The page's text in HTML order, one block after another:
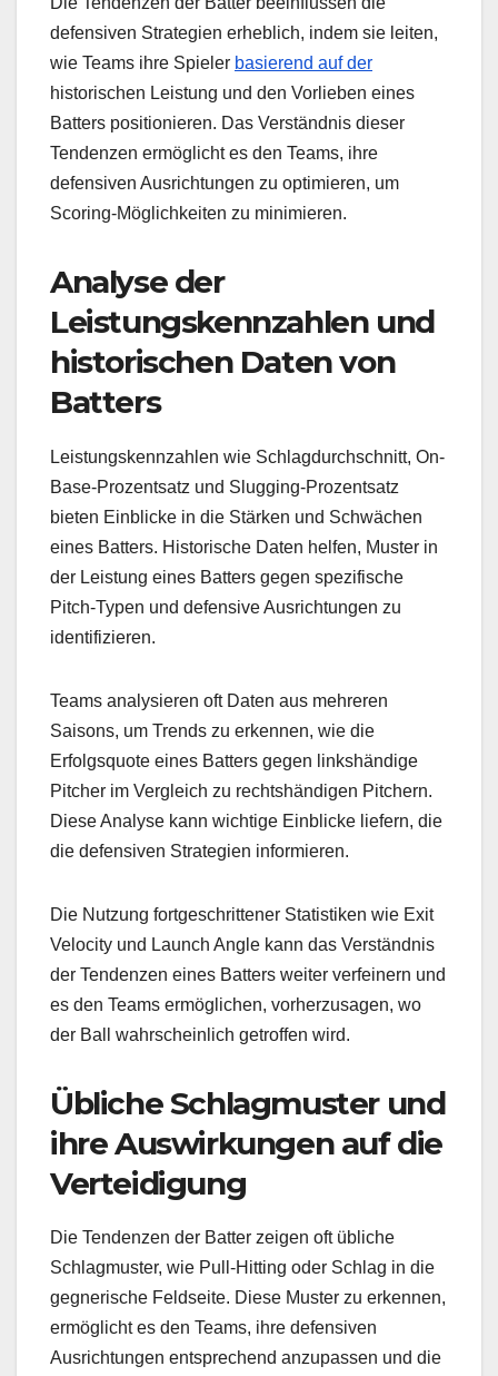
defensiven Strategien erheblich, indem sie leiten,
wie Teams ihre Spieler basierend auf der
historischen Leistung und den Vorlieben eines
Batters positionieren. Das Verständnis dieser
Tendenzen ermöglicht es den Teams, ihre
defensiven Ausrichtungen zu optimieren, um
Scoring-Möglichkeiten zu minimieren.
Analyse der
Leistungskennzahlen und
historischen Daten von
Batters
Leistungskennzahlen wie Schlagdurchschnitt, On-
Base-Prozentsatz und Slugging-Prozentsatz
bieten Einblicke in die Stärken und Schwächen
eines Batters. Historische Daten helfen, Muster in
der Leistung eines Batters gegen spezifische
Pitch-Typen und defensive Ausrichtungen zu
identifizieren.
Teams analysieren oft Daten aus mehreren
Saisons, um Trends zu erkennen, wie die
Erfolgsquote eines Batters gegen linkshändige
Pitcher im Vergleich zu rechtshändigen Pitchern.
Diese Analyse kann wichtige Einblicke liefern, die
die defensiven Strategien informieren.
Die Nutzung fortgeschrittener Statistiken wie Exit
Velocity und Launch Angle kann das Verständnis
der Tendenzen eines Batters weiter verfeinern und
es den Teams ermöglichen, vorherzusagen, wo
der Ball wahrscheinlich getroffen wird.
Übliche Schlagmuster und
ihre Auswirkungen auf die
Verteidigung
Die Tendenzen der Batter zeigen oft übliche
Schlagmuster, wie Pull-Hitting oder Schlag in die
gegnerische Feldseite. Diese Muster zu erkennen,
ermöglicht es den Teams, ihre defensiven
Ausrichtungen entsprechend anzupassen und die